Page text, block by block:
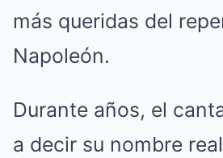
más queridas del
Napoleón.
Durante años, el
a decir su nombre